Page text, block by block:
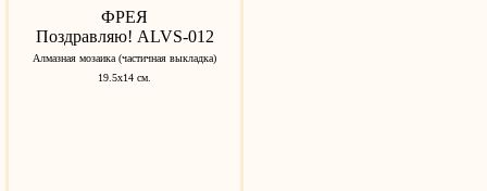
ФРЕЯ
Поздравляю! ALVS-012
Алмазная мозаика (частичная выкладка)
19.5х14 см.